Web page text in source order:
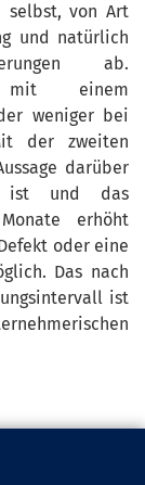
selbst, von Art
und natürlich
ab.
mit einem
weniger bei
der zweiten
darüber
ist und das
erhöht
oder eine
Das nach
ist